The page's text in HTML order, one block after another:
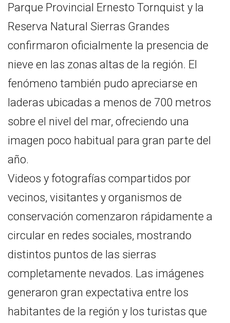
Parque Provincial Ernesto Tornquist y la
Reserva Natural Sierras Grandes
confirmaron oficialmente la presencia de
nieve en las zonas altas de la región. El
fenómeno también pudo apreciarse en
laderas ubicadas a menos de 700 metros
sobre el nivel del mar, ofreciendo una
imagen poco habitual para gran parte del
año.
Videos y fotografías compartidos por
vecinos, visitantes y organismos de
conservación comenzaron rápidamente a
circular en redes sociales, mostrando
distintos puntos de las sierras
completamente nevados. Las imágenes
generaron gran expectativa entre los
habitantes de la región y los turistas que